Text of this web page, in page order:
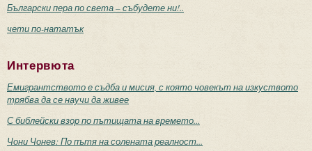
Български пера по света – събудете ни!..
чети по-нататък
Интервюта
Емигрантството е съдба и мисия, с която човекът на изкуството
трябва да се научи да живее
С библейски взор по пътищата на времето...
Чони Чонев: По пътя на солената реалност...